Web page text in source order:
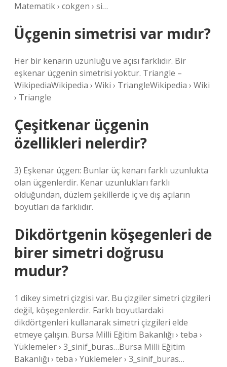
Matematik › cokgen › si…
Üçgenin simetrisi var mıdır?
Her bir kenarın uzunluğu ve açısı farklıdır. Bir
eşkenar üçgenin simetrisi yoktur. Triangle –
WikipediaWikipedia › Wiki › TriangleWikipedia › Wiki
› Triangle
Çeşitkenar üçgenin
özellikleri nelerdir?
3) Eşkenar üçgen: Bunlar üç kenarı farklı uzunlukta
olan üçgenlerdir. Kenar uzunlukları farklı
olduğundan, düzlem şekillerde iç ve dış açıların
boyutları da farklıdır.
Dikdörtgenin köşegenleri de
birer simetri doğrusu
mudur?
1 dikey simetri çizgisi var. Bu çizgiler simetri çizgileri
değil, köşegenlerdir. Farklı boyutlardaki
dikdörtgenleri kullanarak simetri çizgileri elde
etmeye çalışın. Bursa Milli Eğitim Bakanlığı › teba ›
Yüklemeler › 3_sinif_buras…Bursa Milli Eğitim
Bakanlığı › teba › Yüklemeler › 3_sinif_buras…